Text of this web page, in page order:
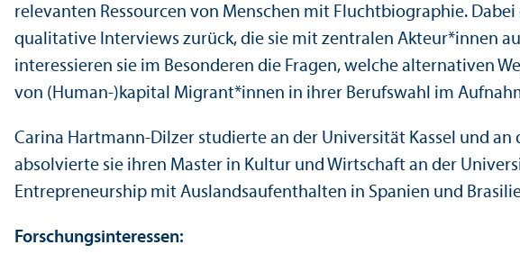
relevanten Ressourcen von Menschen mit Fluchtbiographie.
qualitative Interviews zurück, die sie mit zentralen Akteur*innen
interessieren sie im Besonderen die Fragen, welche alternativen
von (Human-)kapital Migrant*innen in ihrer Berufswahl im
Carina Hartmann-Dilzer studierte an der Universität Kassel und
absolvierte sie ihren Master in Kultur und Wirtschaft an der
Entrepreneur­ship mit Auslands­aufenthalten in Spanien und
Forschungs­interessen: